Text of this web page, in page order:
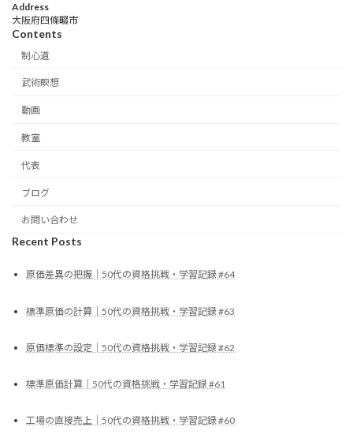
Address
大阪府四條畷市
Contents
制心道
武術瞑想
動画
教室
代表
ブログ
お問い合わせ
Recent Posts
原価差異の把握｜50代の資格挑戦・学習記録 #64
標準原価の計算｜50代の資格挑戦・学習記録 #63
原価標準の設定｜50代の資格挑戦・学習記録 #62
標準原価計算｜50代の資格挑戦・学習記録 #61
工場の直接売上｜50代の資格挑戦・学習記録 #60